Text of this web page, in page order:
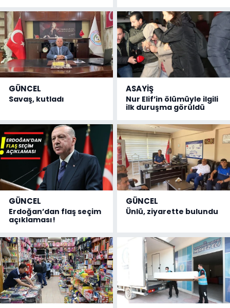
GÜNCEL
Savaş, kutladı
ASAYİŞ
Nur Elif’in ölümüyle ilgili
ilk duruşma görüldü
GÜNCEL
Erdoğan’dan flaş seçim
açıklaması!
GÜNCEL
Ünlü, ziyarette bulundu